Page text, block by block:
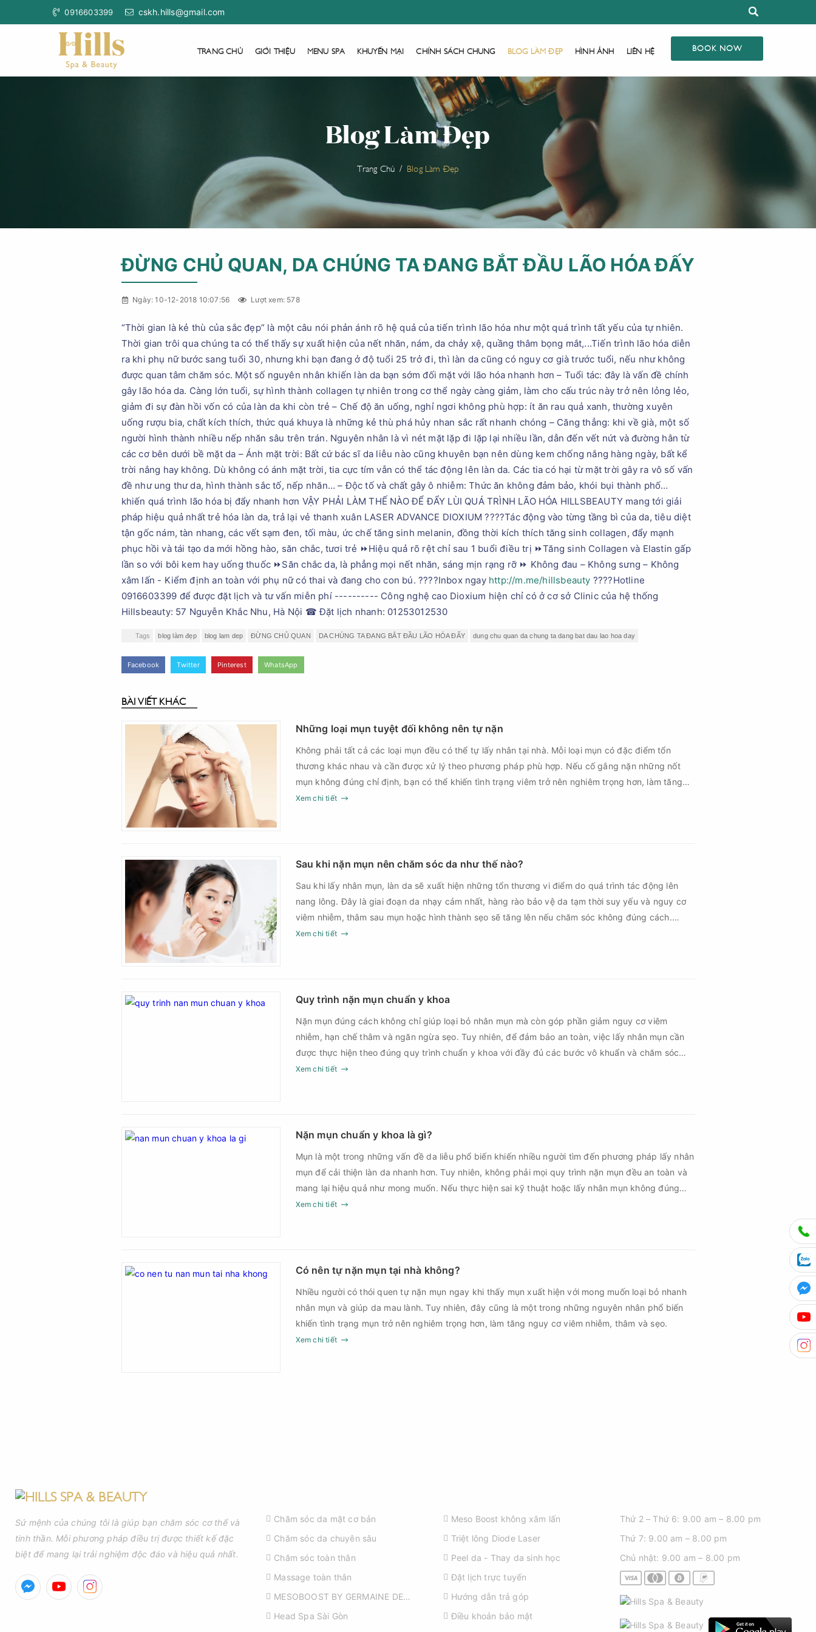
0916603399 cskh.hills@gmail.com
TRANG CHỦ GIỚI THIỆU MENU SPA KHUYẾN MẠI CHÍNH SÁCH CHUNG BLOG LÀM ĐẸP HÌNH ẢNH LIÊN HỆ BOOK NOW
Blog Làm Đẹp
Trang Chủ Blog Làm Đẹp
ĐỪNG CHỦ QUAN, DA CHÚNG TA ĐANG BẮT ĐẦU LÃO HÓA ĐẤY
Ngày: 10-12-2018 10:07:56 Lượt xem: 578
“Thời gian là kẻ thù của sắc đẹp” là một câu nói phản ánh rõ hệ quả của tiến trình lão hóa như một quá trình tất yếu của tự nhiên.
Thời gian trôi qua chúng ta có thể thấy sự xuất hiện của nết nhăn, nám, da chảy xệ, quầng thâm bọng mắt,...Tiến trình lão hóa diễn
ra khi phụ nữ bước sang tuổi 30, nhưng khi bạn đang ở độ tuổi 25 trở đi, thì làn da cũng có nguy cơ già trước tuổi, nếu như không
được quan tâm chăm sóc. Một số nguyên nhân khiến làn da bạn sớm đối mặt với lão hóa nhanh hơn – Tuổi tác: đây là vấn đề chính
gây lão hóa da. Càng lớn tuổi, sự hình thành collagen tự nhiên trong cơ thể ngày càng giảm, làm cho cấu trúc này trở nên lỏng lẻo,
giảm đi sự đàn hồi vốn có của làn da khi còn trẻ – Chế độ ăn uống, nghỉ ngơi không phù hợp: ít ăn rau quả xanh, thường xuyên
uống rượu bia, chất kích thích, thức quá khuya là những kẻ thù phá hủy nhan sắc rất nhanh chóng – Căng thẳng: khi về già, một số
người hình thành nhiều nếp nhăn sâu trên trán. Nguyên nhân là vì nét mặt lặp đi lặp lại nhiều lần, dẫn đến vết nứt và đường hằn từ
các cơ bên dưới bề mặt da – Ánh mặt trời: Bất cứ bác sĩ da liễu nào cũng khuyên bạn nên dùng kem chống nắng hàng ngày, bất kể
trời nắng hay không. Dù không có ánh mặt trời, tia cực tím vẫn có thể tác động lên làn da. Các tia có hại từ mặt trời gây ra vô số vấn
đề như ung thư da, hình thành sắc tố, nếp nhăn… – Độc tố và chất gây ô nhiễm: Thức ăn không đảm bảo, khói bụi thành phố…
khiến quá trình lão hóa bị đẩy nhanh hơn VẬY PHẢI LÀM THẾ NÀO ĐỂ ĐẨY LÙI QUÁ TRÌNH LÃO HÓA HILLSBEAUTY mang tới giải
pháp hiệu quả nhất trẻ hóa làn da, trả lại vẻ thanh xuân LASER ADVANCE DIOXIUM ????Tác động vào từng tầng bì của da, tiêu diệt
tận gốc nám, tàn nhang, các vết sạm đen, tối màu, ức chế tăng sinh melanin, đồng thời kích thích tăng sinh collagen, đẩy mạnh
phục hồi và tái tạo da mới hồng hào, săn chắc, tươi trẻ ⏩Hiệu quả rõ rệt chỉ sau 1 buổi điều trị ⏩Tăng sinh Collagen và Elastin gấp
lần so với bôi kem hay uống thuốc ⏩Săn chắc da, là phẳng mọi nết nhăn, sáng mịn rạng rỡ ⏩ Không đau – Không sưng – Không
xâm lấn - Kiểm định an toàn với phụ nữ có thai và đang cho con bú. ????Inbox ngay http://m.me/hillsbeauty ????Hotline
0916603399 để được đặt lịch và tư vấn miễn phí ---------- Công nghệ cao Dioxium hiện chỉ có ở cơ sở Clinic của hệ thống
Hillsbeauty: 57 Nguyễn Khắc Nhu, Hà Nội ☎ Đặt lịch nhanh: 01253012530
Tags blog làm đẹp blog lam dep ĐỪNG CHỦ QUAN DA CHÚNG TA ĐANG BẮT ĐẦU LÃO HÓA ĐẤY dung chu quan da chung ta dang bat dau lao hoa day
Facebook Twitter Pinterest WhatsApp
BÀI VIẾT KHÁC
Những loại mụn tuyệt đối không nên tự nặn
Không phải tất cả các loại mụn đều có thể tự lấy nhân tại nhà. Mỗi loại mụn có đặc điểm tổn
thương khác nhau và cần được xử lý theo phương pháp phù hợp. Nếu cố gắng nặn những nốt
mụn không đúng chỉ định, bạn có thể khiến tình trạng viêm trở nên nghiêm trọng hơn, làm tăng
nguy cơ nhiễm trùng, để lại thâm hoặc sẹo khó phục hồi.
Xem chi tiết
Sau khi nặn mụn nên chăm sóc da như thế nào?
Sau khi lấy nhân mụn, làn da sẽ xuất hiện những tổn thương vi điểm do quá trình tác động lên
nang lông. Đây là giai đoạn da nhạy cảm nhất, hàng rào bảo vệ da tạm thời suy yếu và nguy cơ
viêm nhiễm, thâm sau mụn hoặc hình thành sẹo sẽ tăng lên nếu chăm sóc không đúng cách.
Chính vì vậy, việc chăm sóc da sau nặn mụn không chỉ giúp vùng da hồi phục nhanh hơn mà còn
Xem chi tiết
Quy trình nặn mụn chuẩn y khoa
Nặn mụn đúng cách không chỉ giúp loại bỏ nhân mụn mà còn góp phần giảm nguy cơ viêm
nhiễm, hạn chế thâm và ngăn ngừa sẹo. Tuy nhiên, để đảm bảo an toàn, việc lấy nhân mụn cần
được thực hiện theo đúng quy trình chuẩn y khoa với đầy đủ các bước vô khuẩn và chăm sóc
sau điều trị.
Xem chi tiết
Nặn mụn chuẩn y khoa là gì?
Mụn là một trong những vấn đề da liễu phổ biến khiến nhiều người tìm đến phương pháp lấy nhân
mụn để cải thiện làn da nhanh hơn. Tuy nhiên, không phải mọi quy trình nặn mụn đều an toàn và
mang lại hiệu quả như mong muốn. Nếu thực hiện sai kỹ thuật hoặc lấy nhân mụn không đúng
thời điểm, làn da có thể đối mặt với nguy cơ viêm nhiễm, thâm sau mụn và thậm chí là sẹo rỗ. Vậy
Xem chi tiết
Có nên tự nặn mụn tại nhà không?
Nhiều người có thói quen tự nặn mụn ngay khi thấy mụn xuất hiện với mong muốn loại bỏ nhanh
nhân mụn và giúp da mau lành. Tuy nhiên, đây cũng là một trong những nguyên nhân phổ biến
khiến tình trạng mụn trở nên nghiêm trọng hơn, làm tăng nguy cơ viêm nhiễm, thâm và sẹo.
Xem chi tiết
Sứ mệnh của chúng tôi là giúp bạn chăm sóc cơ thể và
tinh thần. Mỗi phương pháp điều trị được thiết kế đặc
biệt để mang lại trải nghiệm độc đáo và hiệu quả nhất.
Chăm sóc da mặt cơ bản
Chăm sóc da chuyên sâu
Chăm sóc toàn thân
Massage toàn thân
MESOBOOST BY GERMAINE DE
Head Spa Sài Gòn
Meso Boost không xâm lấn
Triệt lông Diode Laser
Peel da - Thay da sinh học
Đặt lịch trực tuyến
Hướng dẫn trả góp
Điều khoản bảo mật
Thứ 2 – Thứ 6: 9.00 am – 8.00 pm
Thứ 7: 9.00 am – 8.00 pm
Chủ nhật: 9.00 am – 8.00 pm